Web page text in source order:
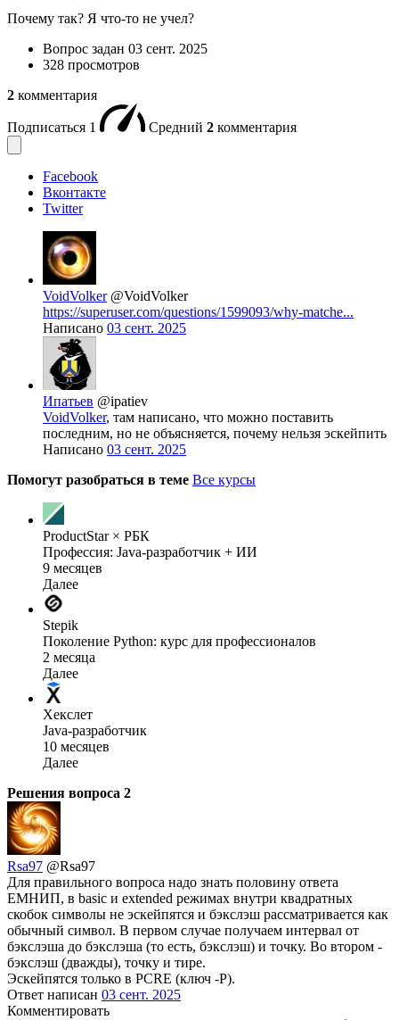
Почему так? Я что-то не учел?
Вопрос задан 03 сент. 2025
328 просмотров
2 комментария
Подписаться 1 Средний 2 комментария
Facebook
Вконтакте
Twitter
VoidVolker @VoidVolker
https://superuser.com/questions/1599093/why-matche...
Написано 03 сент. 2025
Ипатьев @ipatiev
VoidVolker, там написано, что можно поставить
последним, но не объясняется, почему нельзя эскейпить
Написано 03 сент. 2025
Помогут разобраться в теме Все курсы
ProductStar × РБК
Профессия: Java-разработчик + ИИ
9 месяцев
Далее
Stepik
Поколение Python: курс для профессионалов
2 месяца
Далее
Хекслет
Java-разработчик
10 месяцев
Далее
Решения вопроса 2
Rsa97 @Rsa97
Для правильного вопроса надо знать половину ответа
ЕМНИП, в basic и extended режимах внутри квадратных
скобок символы не эскейпятся и бэкслэш рассматривается как
обычный символ. В первом случае получаем интервал от
бэкслэша до бэкслэша (то есть, бэкслэш) и точку. Во втором -
бэкслэш (дважды), точку и тире.
Эскейпятся только в PCRE (ключ -P).
Ответ написан 03 сент. 2025
Комментировать